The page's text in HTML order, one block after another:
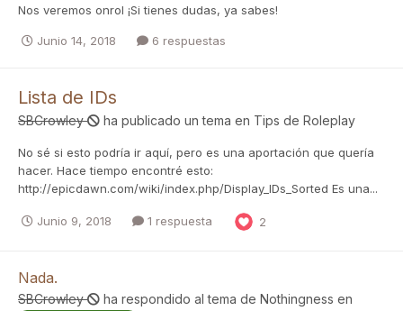
Nos veremos onrol ¡Si tienes dudas, ya sabes!
Junio 14, 2018 6 respuestas
Lista de IDs
SBCrowley ha publicado un tema en Tips de Roleplay
No sé si esto podría ir aquí, pero es una aportación que quería
hacer. Hace tiempo encontré esto:
http://epicdawn.com/wiki/index.php/Display_IDs_Sorted Es una...
Junio 9, 2018 1 respuesta 2
Nada.
SBCrowley ha respondido al tema de Nothingness en